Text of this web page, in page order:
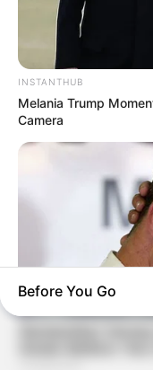
INSTANTHUB
Melania Trump
Camera
Before You Go